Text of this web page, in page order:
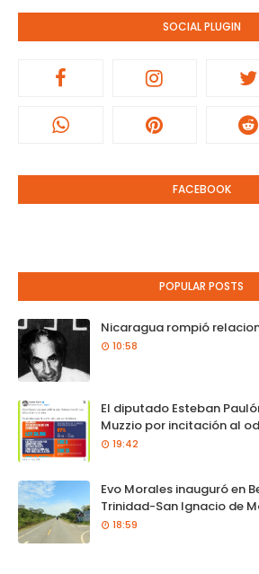
SOCIAL PLUGIN
FACEBOOK
POPULAR POSTS
Nicaragua rompió
10:58
El diputado Esteban
Muzzio por incitación al
19:42
Evo Morales inauguró en
Trinidad-San Ignacio de
18:59